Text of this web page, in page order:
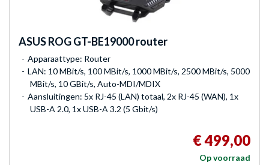
ASUSROG GT-BE19000 router
Apparaattype: Router
LAN: 10 MBit/s, 100 MBit/s, 1000 MBit/s, 2500 MBit/s, 5000
MBit/s, 10 GBit/s, Auto-MDI/MDIX
Aansluitingen: 5x RJ-45 (LAN) totaal, 2x RJ-45 (WAN), 1x
USB-A 2.0, 1x USB-A 3.2 (5 Gbit/s)
€ 499,00
Op voorraad